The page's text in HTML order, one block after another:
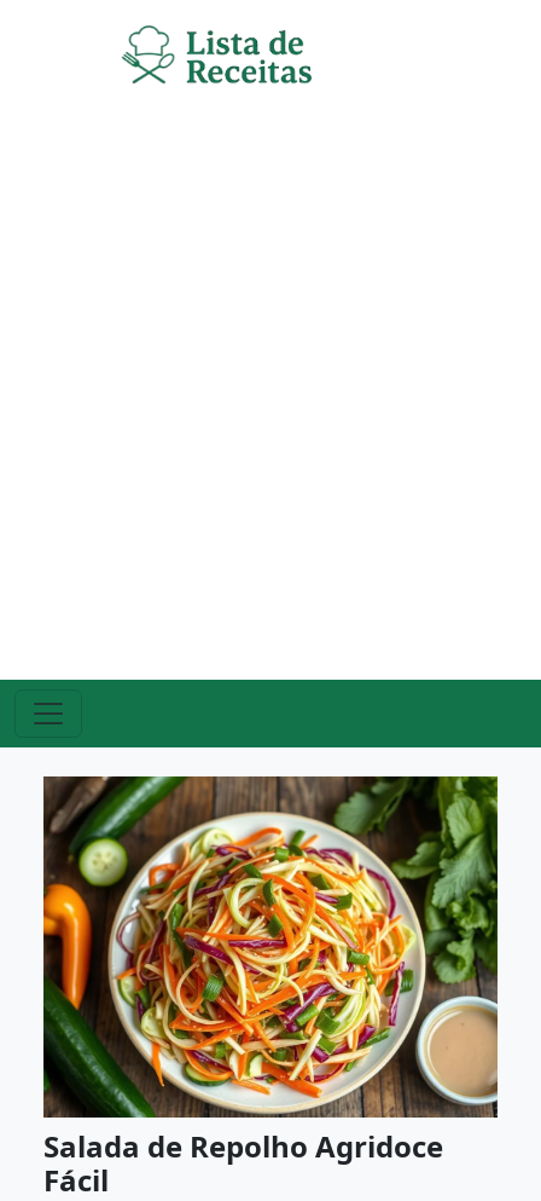
Salada de Repolho Agridoce
Fácil